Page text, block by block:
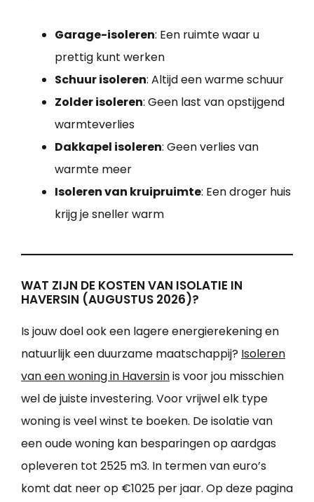
Garage-isoleren: Een ruimte waar u
prettig kunt werken
Schuur isoleren: Altijd een warme schuur
Zolder isoleren: Geen last van opstijgend
warmteverlies
Dakkapel isoleren: Geen verlies van
warmte meer
Isoleren van kruipruimte: Een droger huis
krijg je sneller warm
WAT ZIJN DE KOSTEN VAN ISOLATIE IN
HAVERSIN (AUGUSTUS 2026)?
Is jouw doel ook een lagere energierekening en
natuurlijk een duurzame maatschappij? Isoleren
van een woning in Haversinis voor jou misschien
wel de juiste investering. Voor vrijwel elk type
woning is veel winst te boeken. De isolatie van
een oude woning kan besparingen op aardgas
opleveren tot 2525 m3. In termen van euro’s
komt dat neer op €1025 per jaar. Op deze pagina